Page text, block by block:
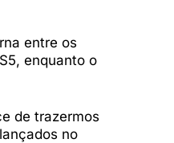
entre os
enquanto o
de trazermos
no